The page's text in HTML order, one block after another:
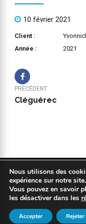
10 février 2021
Client :
Année :
2021
PRÉCÉDENT
Cléguérec
Copyright 2019 ©
|Politique de confidentialité
Nous utilisons des
expérience sur notre site.
Vous pouvez en savoir
les désactiver dans les
Accepter Rejeter